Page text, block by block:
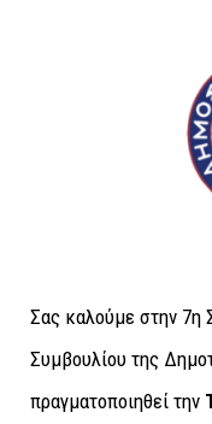
Σας καλούμε στην 7η
Συμβουλίου της
πραγματοποιηθεί την